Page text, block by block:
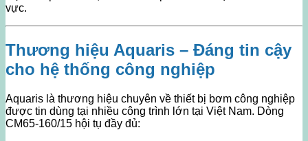
vực.
Thương hiệu Aquaris – Đáng tin cậy
cho hệ thống công nghiệp
Aquaris là thương hiệu chuyên về thiết bị bơm công nghiệp
được tin dùng tại nhiều công trình lớn tại Việt Nam. Dòng
CM65-160/15 hội tụ đầy đủ: